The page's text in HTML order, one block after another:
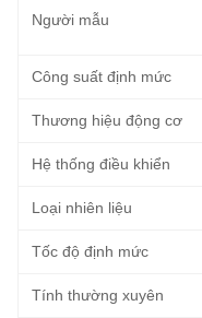
Người mẫu
Công suất định mức
Thương hiệu động cơ
Hệ thống điều khiển
Loại nhiên liệu
Tốc độ định mức
Tính thường xuyên